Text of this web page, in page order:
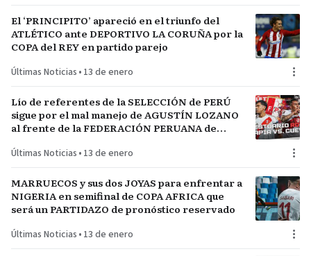
El ‘PRINCIPITO’ apareció en el triunfo del
ATLÉTICO ante DEPORTIVO LA CORUÑA por la
COPA del REY en partido parejo
Últimas Noticias • 13 de enero
Lío de referentes de la SELECCIÓN de PERÚ
sigue por el mal manejo de AGUSTÍN LOZANO
al frente de la FEDERACIÓN PERUANA de
Últimas Noticias • 13 de enero
MARRUECOS y sus dos JOYAS para enfrentar a
NIGERIA en semifinal de COPA AFRICA que
será un PARTIDAZO de pronóstico reservado
Últimas Noticias • 13 de enero